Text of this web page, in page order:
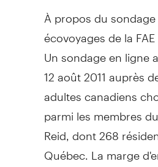
À propos du
écovoyages de la
Un sondage en ligne
12 août 2011 auprès
adultes canadiens
parmi les membres
Reid, dont 268
Québec. La marge